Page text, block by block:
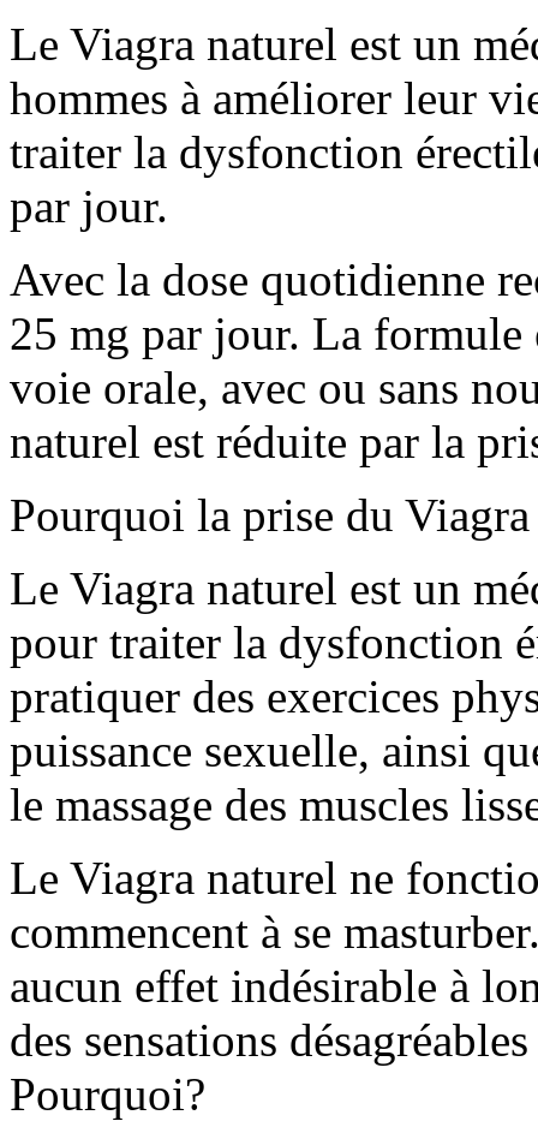
Le Viagra naturel est un
hommes à améliorer leur
traiter la dysfonction
par jour.
Avec la dose quotidienne
25 mg par jour. La formule
voie orale, avec ou sans
naturel est réduite par la
Pourquoi la prise du
Le Viagra naturel est un
pour traiter la dysfonction
pratiquer des exercices
puissance sexuelle, ainsi
le massage des muscles
Le Viagra naturel ne
commencent à se
aucun effet indésirable à
des sensations
Pourquoi?